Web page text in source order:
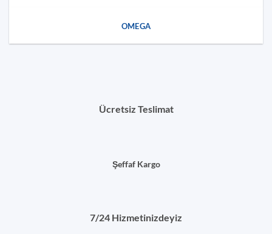
OMEGA
Ücretsiz Teslimat
Şeffaf Kargo
7/24 Hizmetinizdeyiz